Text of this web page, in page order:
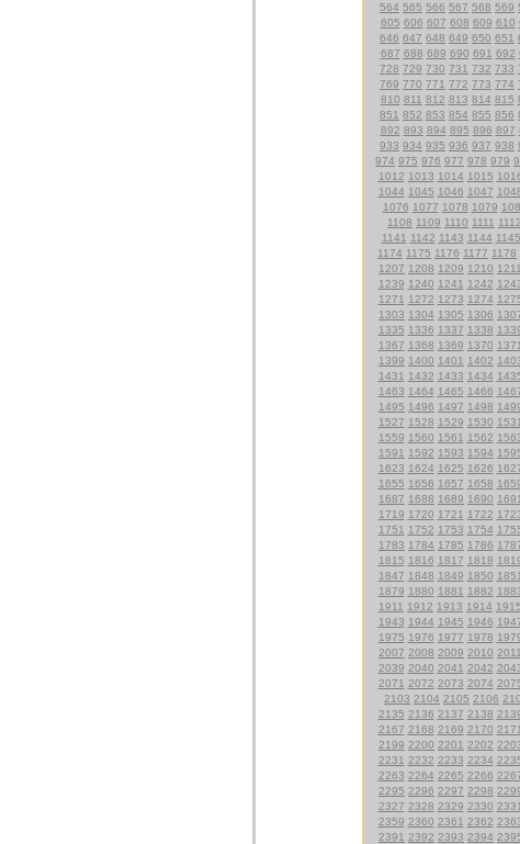
564 565 566 567 568 569
605 606 607 608 609 610
646 647 648 649 650 651
687 688 689 690 691 692
728 729 730 731 732 733
769 770 771 772 773 774
810 811 812 813 814 815
851 852 853 854 855 856
892 893 894 895 896 897
933 934 935 936 937 938
974 975 976 977 978 979
1012 1013 1014 1015
1044 1045 1046 1047
1076 1077 1078 1079
1108 1109 1110 1111 1112
1141 1142 1143 1144 1145
1174 1175 1176 1177 1178
1207 1208 1209 1210 1211
1239 1240 1241 1242
1271 1272 1273 1274
1303 1304 1305 1306
1335 1336 1337 1338
1367 1368 1369 1370 1371
1399 1400 1401 1402
1431 1432 1433 1434
1463 1464 1465 1466
1495 1496 1497 1498
1527 1528 1529 1530 1531
1559 1560 1561 1562
1591 1592 1593 1594
1623 1624 1625 1626
1655 1656 1657 1658
1687 1688 1689 1690 1691
1719 1720 1721 1722
1751 1752 1753 1754
1783 1784 1785 1786
1815 1816 1817 1818
1847 1848 1849 1850 1851
1879 1880 1881 1882
1911 1912 1913 1914 1915
1943 1944 1945 1946
1975 1976 1977 1978
2007 2008 2009 2010 2011
2039 2040 2041 2042
2071 2072 2073 2074
2103 2104 2105 2106
2135 2136 2137 2138
2167 2168 2169 2170 2171
2199 2200 2201 2202
2231 2232 2233 2234
2263 2264 2265 2266
2295 2296 2297 2298
2327 2328 2329 2330 2331
2359 2360 2361 2362
2391 2392 2393 2394